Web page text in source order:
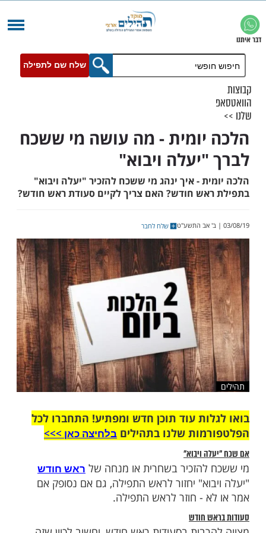
שלח שם לתפילה
- מה עושה מי ששכח
ויבוא"
- איך ינהג מי ששכח להזכיר "יעלה ויבוא"
חודש? האם צריך לקיים סעודת ראש חודש?
שלח לחבר
עוד תוכן חדש ומפתיע! התחברו לכל